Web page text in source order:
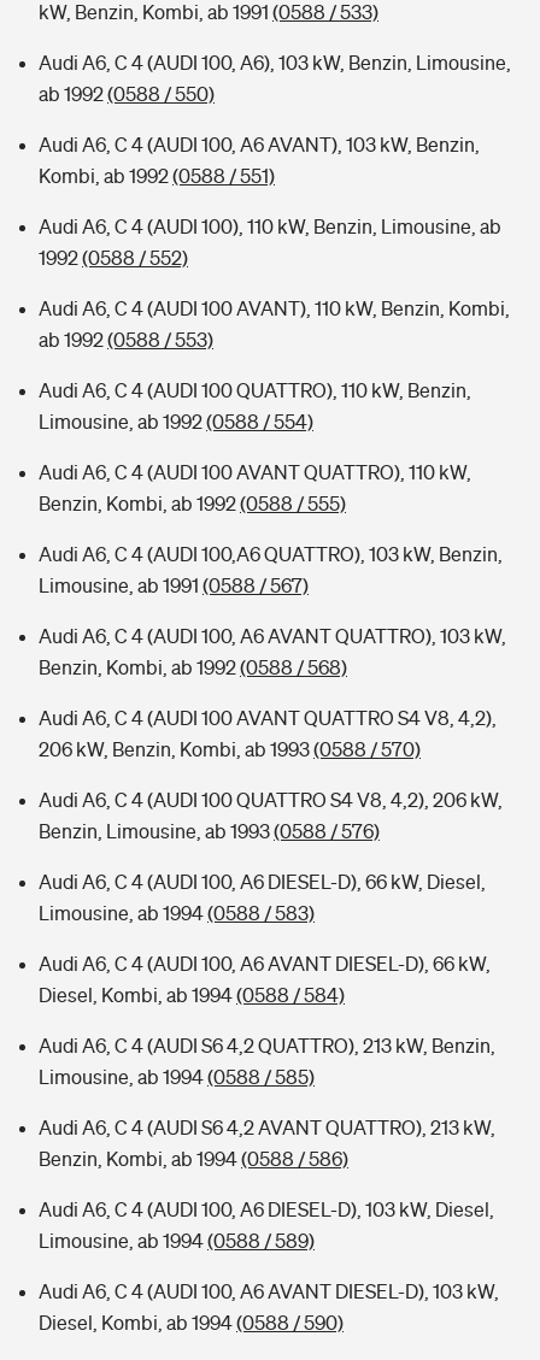
kW, Benzin, Kombi, ab 1991 (0588 / 533)
Audi A6, C 4 (AUDI 100, A6), 103 kW, Benzin, Limousine,
ab 1992(0588 / 550)
Audi A6, C 4 (AUDI 100, A6 AVANT), 103 kW, Benzin,
Kombi, ab 1992(0588 / 551)
Audi A6, C 4 (AUDI 100), 110 kW, Benzin, Limousine, ab
1992(0588 / 552)
Audi A6, C 4 (AUDI 100 AVANT), 110 kW, Benzin, Kombi,
ab 1992(0588 / 553)
Audi A6, C 4 (AUDI 100 QUATTRO), 110 kW, Benzin,
Limousine, ab 1992(0588 / 554)
Audi A6, C 4 (AUDI 100 AVANT QUATTRO), 110 kW,
Benzin, Kombi, ab 1992(0588 / 555)
Audi A6, C 4 (AUDI 100,A6 QUATTRO), 103 kW, Benzin,
Limousine, ab 1991 (0588 / 567)
Audi A6, C 4 (AUDI 100, A6 AVANT QUATTRO), 103 kW,
Benzin, Kombi, ab 1992(0588 / 568)
Audi A6, C 4 (AUDI 100 AVANT QUATTRO S4 V8, 4,2),
206 kW, Benzin, Kombi, ab 1993(0588 / 570)
Audi A6, C 4 (AUDI 100 QUATTRO S4 V8, 4,2), 206 kW,
Benzin, Limousine, ab 1993(0588 / 576)
Audi A6, C 4 (AUDI 100, A6 DIESEL-D), 66 kW, Diesel,
Limousine, ab 1994(0588 / 583)
Audi A6, C 4 (AUDI 100, A6 AVANT DIESEL-D), 66 kW,
Diesel, Kombi, ab 1994(0588 / 584)
Audi A6, C 4 (AUDI S6 4,2 QUATTRO), 213 kW, Benzin,
Limousine, ab 1994(0588 / 585)
Audi A6, C 4 (AUDI S6 4,2 AVANT QUATTRO), 213 kW,
Benzin, Kombi, ab 1994(0588 / 586)
Audi A6, C 4 (AUDI 100, A6 DIESEL-D), 103 kW, Diesel,
Limousine, ab 1994(0588 / 589)
Audi A6, C 4 (AUDI 100, A6 AVANT DIESEL-D), 103 kW,
Diesel, Kombi, ab 1994(0588 / 590)